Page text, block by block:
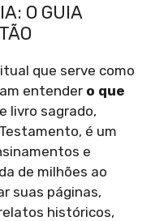
O GUIA
que serve como
entender o que
livro sagrado,
é um
e
de milhões ao
suas páginas,
históricos,